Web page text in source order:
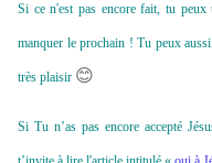
Si ce n'est pas encore fait, tu peux
manquer le prochain ! Tu peux
très plaisir 😊
Si Tu n’as pas encore accepté